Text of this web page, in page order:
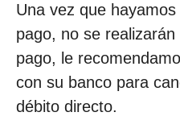
Una vez que
pago, no se
pago, le
con su banco para
débito directo.